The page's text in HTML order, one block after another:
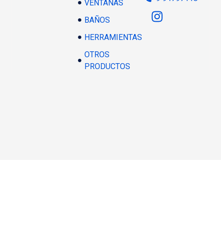
VENTANAS
BAÑOS
HERRAMIENTAS
OTROS
PRODUCTOS